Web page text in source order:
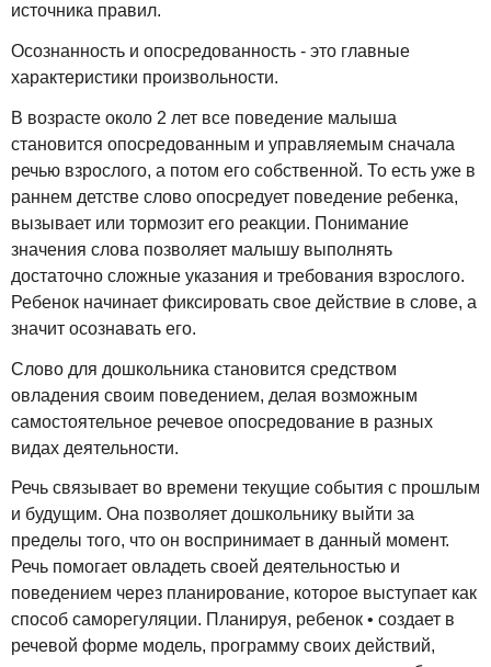
источника правил.
Осознанность и опосредованность - это главные
характеристики произвольности.
В возрасте около 2 лет все поведение малыша
становится опосредованным и управляемым сначала
речью взрослого, а потом его собственной. То есть уже в
раннем детстве слово опосредует поведение ребенка,
вызывает или тормозит его реакции. Понимание
значения слова позволяет малышу выполнять
достаточно сложные указания и требования взрослого.
Ребенок начинает фиксировать свое действие в слове, а
значит осознавать его.
Слово для дошкольника становится средством
овладения своим поведением, делая возможным
самостоятельное речевое опосредование в разных
видах деятельности.
Речь связывает во времени текущие события с прошлым
и будущим. Она позволяет дошкольнику выйти за
пределы того, что он воспринимает в данный момент.
Речь помогает овладеть своей деятельностью и
поведением через планирование, которое выступает как
способ саморегуляции. Планируя, ребенок • создает в
речевой форме модель, программу своих действий,